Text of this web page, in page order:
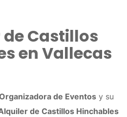
Castillos
en Vallecas
Organizadora de Eventos y su
de Castillos Hinchables